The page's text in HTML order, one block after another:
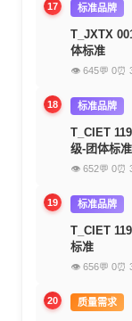
17 标准品牌
T_JXTX
体标准
👁 645💬 0⏰
18 标准品牌
T_CIET
级-团体标准
👁 652💬 0⏰
19 标准品牌
T_CIET
标准
👁 656💬 0⏰
20 质量需求